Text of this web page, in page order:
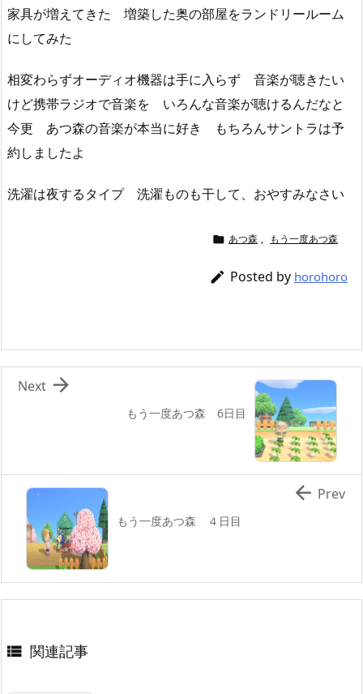
家具が増えてきた 増築した奥の部屋をランドリールーム
にしてみた
相変わらずオーディオ機器は手に入らず 音楽が聴きたい
けど携帯ラジオで音楽を いろんな音楽が聴けるんだなと
今更 あつ森の音楽が本当に好き もちろんサントラは予
約しましたよ
洗濯は夜するタイプ 洗濯ものも干して、おやすみなさい
 あつ森 , もう一度あつ森
 Posted by horohoro
もう一度あつ森 6日目

Next
もう一度あつ森 ４日目
 Prev
 関連記事